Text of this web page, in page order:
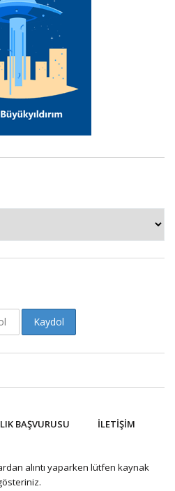
BAŞVURUSU İLETIŞIM
alıntı yaparken lütfen kaynak